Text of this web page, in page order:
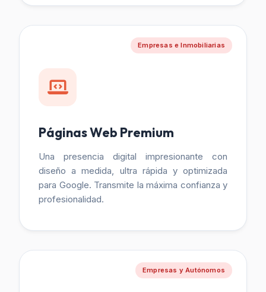
Empresas e Inmobiliarias
Páginas Web Premium
Una presencia digital impresionante con
diseño a medida, ultra rápida y optimizada
para Google. Transmite la máxima confianza y
profesionalidad.
Empresas y Autónomos